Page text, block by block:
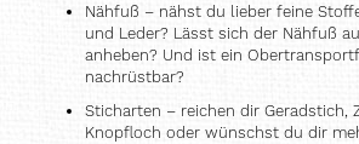
Nähfuß – nähst du lieber feine
und Leder? Lässt sich der Nähfuß
anheben? Und ist ein
nachrüstbar?
Sticharten – reichen dir Geradstich,
Knopfloch oder wünschst du dir